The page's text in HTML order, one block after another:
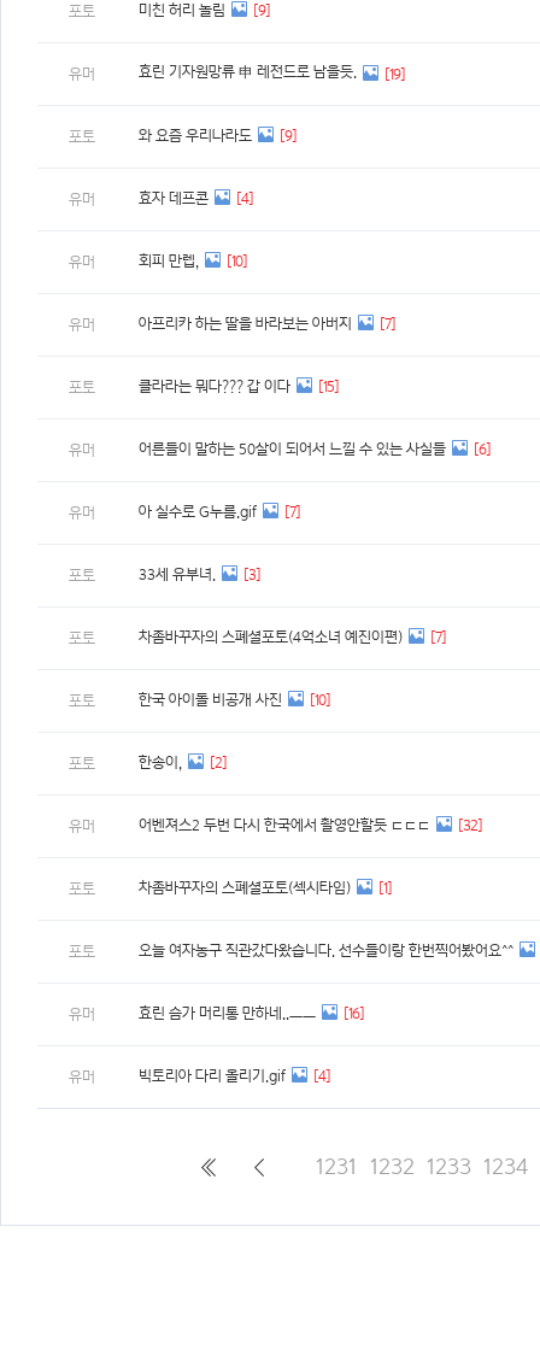
포토 미친 허리 놀림 [9]
유머 효린 기자원망류 申 레전드로 남을듯. [19]
포토 와 요즘 우리나라도 [9]
유머 효자 데프콘 [4]
유머 회피 만렙, [10]
유머 아프리카 하는 딸을 바라보는 아버지 [7]
포토 클라라는 뭐다??? 갑 이다 [15]
유머 어른들이 말하는 50살이 되어서 느낄 수 있는 사실들 [6]
유머 아 실수로 G누름.gif [7]
포토 33세 유부녀. [3]
포토 차좀바꾸자의 스폐셜포토(4억소녀 예진이편) [7]
포토 한국 아이돌 비공개 사진 [10]
포토 한송이, [2]
유머 어벤져스2 두번 다시 한국에서 촬영안할듯 ㄷㄷㄷ [32]
포토 차좀바꾸자의 스폐셜포토(섹시타임) [1]
포토 오늘 여자농구 직관갔다왔습니다. 선수들이랑 한번찍어봤어요^^
유머 효린 슴가 머리통 만하네..ㅡㅡ [16]
유머 빅토리아 다리 올리기.gif [4]
1231 1232 1233 1234